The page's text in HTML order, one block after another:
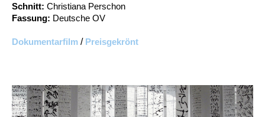
Schnitt: Christiana Perschon
Fassung: Deutsche OV
Dokumentarfilm / Preisgekrönt